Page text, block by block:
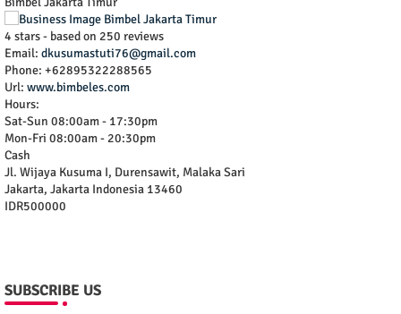
4 stars - based on 250 reviews
Email: dkusumastuti76@gmail.com
Phone: +62895322288565
Url: www.bimbeles.com
Hours:
Sat-Sun 08:00am - 17:30pm
Mon-Fri 08:00am - 20:30pm
Cash
Jl. Wijaya Kusuma I, Durensawit, Malaka Sari
Jakarta, Jakarta Indonesia 13460
IDR500000
SUBSCRIBE US